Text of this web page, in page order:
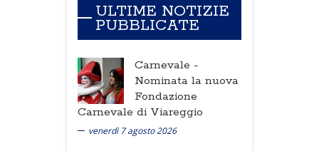
ULTIME NOTIZIE
PUBBLICATE
Carnevale -
Nominata la nuova
Fondazione
Carnevale di Viareggio
venerdì 7 agosto 2026